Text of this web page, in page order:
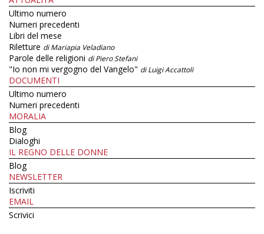
Ultimo numero
Numeri precedenti
Libri del mese
Riletture di Mariapia Veladiano
Parole delle religioni di Piero Stefani
"Io non mi vergogno del Vangelo" di Luigi Accattoli
DOCUMENTI
Ultimo numero
Numeri precedenti
MORALIA
Blog
Dialoghi
IL REGNO DELLE DONNE
Blog
NEWSLETTER
Iscriviti
EMAIL
Scrivici